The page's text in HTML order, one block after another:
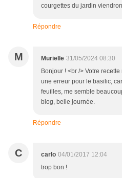
courgettes du jardin
Répondre
M Murielle 31/05/2024 08:30
Bonjour ! <br /> Votre
une erreur pour le basilic,
feuilles, me semble
blog, belle journée.
Répondre
C carlo 04/01/2017 12:04
trop bon !